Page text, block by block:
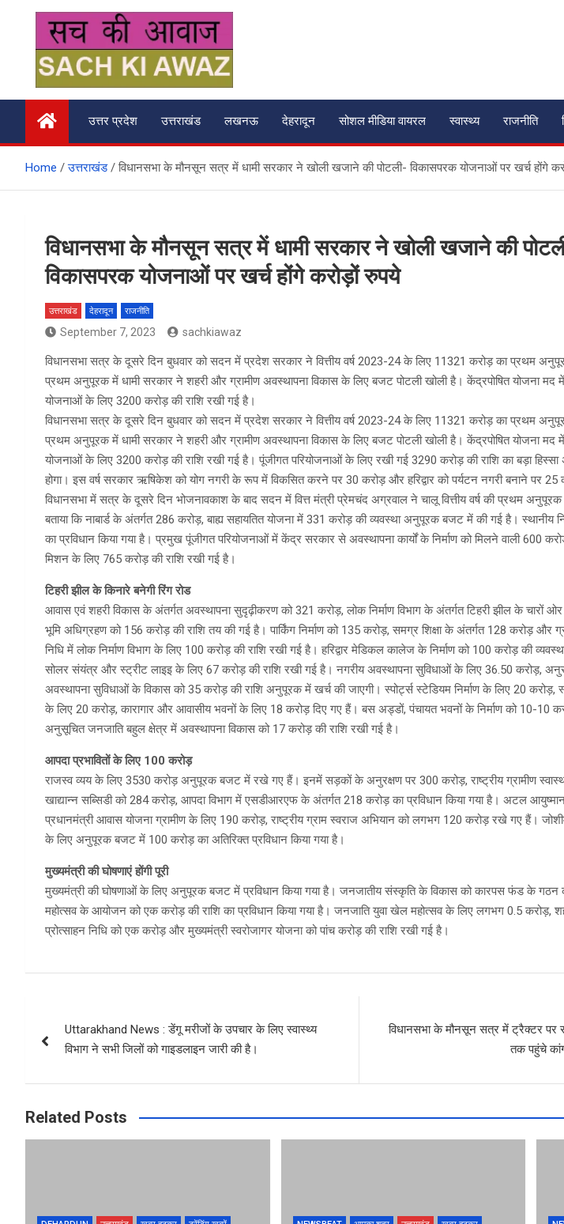
content
सच की आवाज
उत्तर प्रदेश उत्तराखंड लखनऊ देहरादून सोशल मीडिया वायरल स्वास्थ्य राजनीति
Home उत्तराखंड विधानसभा के मौनसून सत्र में धामी सरकार ने खोली खजाने की पोटली- विकासपरक योजनाओं पर खर्च होंगे
विधानसभा के मौनसून सत्र में धामी सरकार ने खोली खजाने की
विकासपरक योजनाओं पर खर्च होंगे करोड़ों रुपये
उत्तराखंड देहरादून राजनीति
September 7, 2023 sachkiawaz
विधानसभा सत्र के दूसरे दिन बुधवार को सदन में प्रदेश सरकार ने वित्तीय वर्ष 2023-24 के लिए 11321 करोड़ का प्रथम
प्रथम अनुपूरक में धामी सरकार ने शहरी और ग्रामीण अवस्थापना विकास के लिए बजट पोटली खोली है। केंद्रपोषित योजना मद में
योजनाओं के लिए 3200 करोड़ की राशि रखी गई है।
विधानसभा सत्र के दूसरे दिन बुधवार को सदन में प्रदेश सरकार ने वित्तीय वर्ष 2023-24 के लिए 11321 करोड़ का प्रथम
प्रथम अनुपूरक में धामी सरकार ने शहरी और ग्रामीण अवस्थापना विकास के लिए बजट पोटली खोली है। केंद्रपोषित योजना मद में
योजनाओं के लिए 3200 करोड़ की राशि रखी गई है। पूंजीगत परियोजनाओं के लिए रखी गई 3290 करोड़ की राशि का बड़ा हिस्सा
होगा। इस वर्ष सरकार ऋषिकेश को योग नगरी के रूप में विकसित करने पर 30 करोड़ और हरिद्वार को पर्यटन नगरी बनाने पर 25
विधानसभा में सत्र के दूसरे दिन भोजनावकाश के बाद सदन में वित्त मंत्री प्रेमचंद अग्रवाल ने चालू वित्तीय वर्ष की प्रथम
बताया कि नाबार्ड के अंतर्गत 286 करोड़, बाह्य सहायतित योजना में 331 करोड़ की व्यवस्था अनुपूरक बजट में की गई है। स्थानीय
का प्रविधान किया गया है। प्रमुख पूंजीगत परियोजनाओं में केंद्र सरकार से अवस्थापना कार्यों के निर्माण को मिलने वाली 600
मिशन के लिए 765 करोड़ की राशि रखी गई है।
टिहरी झील के किनारे बनेगी रिंग रोड
आवास एवं शहरी विकास के अंतर्गत अवस्थापना सुदृढ़ीकरण को 321 करोड़, लोक निर्माण विभाग के अंतर्गत टिहरी झील के चारों ओर
भूमि अधिग्रहण को 156 करोड़ की राशि तय की गई है। पार्किंग निर्माण को 135 करोड़, समग्र शिक्षा के अंतर्गत 128 करोड़ और
निधि में लोक निर्माण विभाग के लिए 100 करोड़ की राशि रखी गई है। हरिद्वार मेडिकल कालेज के निर्माण को 100 करोड़ की
सोलर संयंत्र और स्ट्रीट लाइइ के लिए 67 करोड़ की राशि रखी गई है। नगरीय अवस्थापना सुविधाओं के लिए 36.50 करोड़,
अवस्थापना सुविधाओं के विकास को 35 करोड़ की राशि अनुपूरक में खर्च की जाएगी। स्पोर्ट्स स्टेडियम निर्माण के लिए 20 करोड़,
के लिए 20 करोड़, कारागार और आवासीय भवनों के लिए 18 करोड़ दिए गए हैं। बस अड्डों, पंचायत भवनों के निर्माण को 10-10
अनुसूचित जनजाति बहुल क्षेत्र में अवस्थापना विकास को 17 करोड़ की राशि रखी गई है।
आपदा प्रभावितों के लिए 100 करोड़
राजस्व व्यय के लिए 3530 करोड़ अनुपूरक बजट में रखे गए हैं। इनमें सड़कों के अनुरक्षण पर 300 करोड़, राष्ट्रीय ग्रामीण
खाद्यान्न सब्सिडी को 284 करोड़, आपदा विभाग में एसडीआरएफ के अंतर्गत 218 करोड़ का प्रविधान किया गया है। अटल
प्रधानमंत्री आवास योजना ग्रामीण के लिए 190 करोड़, राष्ट्रीय ग्राम स्वराज अभियान को लगभग 120 करोड़ रखे गए हैं।
के लिए अनुपूरक बजट में 100 करोड़ का अतिरिक्त प्रविधान किया गया है।
मुख्यमंत्री की घोषणाएं होंगी पूरी
मुख्यमंत्री की घोषणाओं के लिए अनुपूरक बजट में प्रविधान किया गया है। जनजातीय संस्कृति के विकास को कारपस फंड के गठन
महोत्सव के आयोजन को एक करोड़ की राशि का प्रविधान किया गया है। जनजाति युवा खेल महोत्सव के लिए लगभग 0.5 करोड़,
प्रोत्साहन निधि को एक करोड़ और मुख्यमंत्री स्वरोजागर योजना को पांच करोड़ की राशि रखी गई है।
navigation
Uttarakhand News : डेंगू मरीजों के उपचार के लिए स्वास्थ्य
विभाग ने सभी जिलों को गाइडलाइन जारी की है।
विधानसभा के मौनसून सत्र में ट्रैक्टर पर
तक पहुंचे
Related Posts